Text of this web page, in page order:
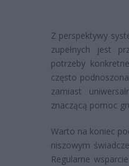
Z perspektywy
zupełnych jest
potrzeby
często
zamiast
znaczącą pomoc
Warto na koniec
niszowym
Regularne